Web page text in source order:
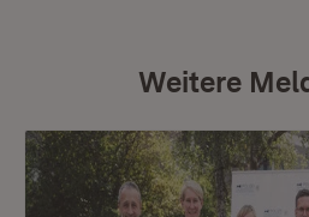
Weitere